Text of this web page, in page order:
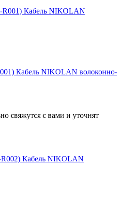
Кабель NIKOLAN волоконно-
свяжутся с вами и уточнят